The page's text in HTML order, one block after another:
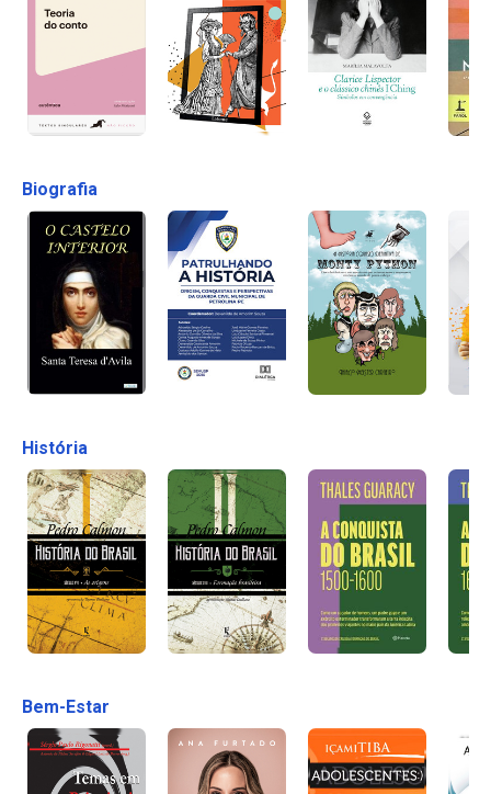
Biografia
História
Bem-Estar